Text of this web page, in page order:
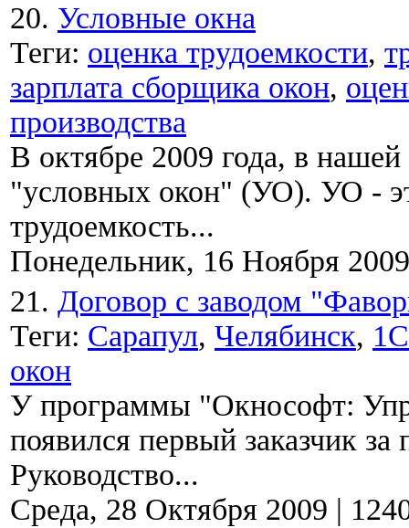
20. Условные окна
Теги: оценка трудоемкости,
зарплата сборщика окон,
производства
В октябре 2009 года, в
"условных окон" (УО). УО -
трудоемкость...
Понедельник, 16 Ноября 2009
21. Договор с заводом
Теги: Сарапул, Челябинск, 1С
окон
У программы "Окнософт:
появился первый заказчик
Руководство...
Среда, 28 Октября 2009 |